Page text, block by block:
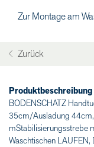
Zur Montage am
Zurück
Produktbeschreibung
BODENSCHATZ
35cm/Ausladung
mStabilisierungsstrebe
Waschtischen LAUFEN,